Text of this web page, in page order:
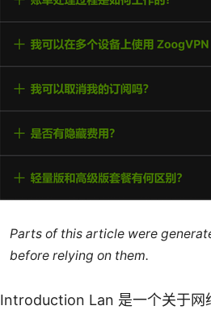
Parts of this article were
before relying on them.
Introduction Lan 是一个关于网